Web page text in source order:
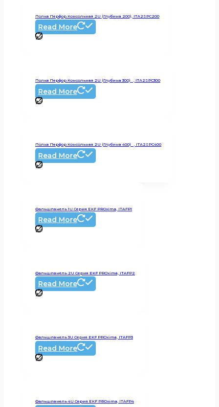
Полка Перфор.консольная 2U (глубина 200), ITA2SPC200
Read More
Полка Перфор.консольная 2U (глубина 300) , ITA2SPC300
Read More
Полка Перфор.консольная 2U (глубина 400) , ITA2SPC400
Read More
Фальшпанель 1U Серия EKF PROxima, ITAFP1
Read More
Фальшпанель 2U Серия EKF PROxima, ITAFP2
Read More
Фальшпанель 3U Серия EKF PROxima, ITAFP3
Read More
Фальшпанель 4U Серия EKF PROxima, ITAFP4